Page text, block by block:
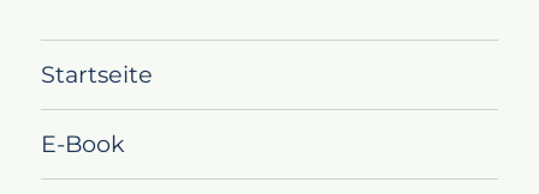
Startseite
E-Book